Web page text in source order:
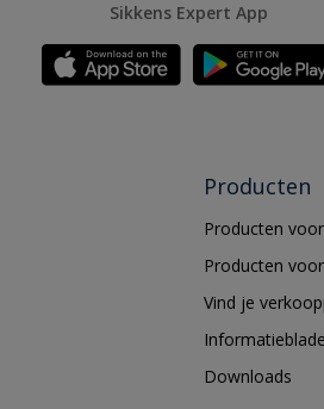
Sikkens Expert App
Producten
Producten
Producten
Vind je
Downloads